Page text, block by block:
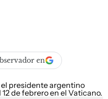
en